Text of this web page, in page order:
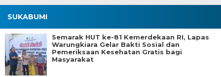
SUKABUMI
Semarak HUT ke-81 Kemerdekaan RI, Lapas
Warungkiara Gelar Bakti Sosial dan
Pemeriksaan Kesehatan Gratis bagi
Masyarakat